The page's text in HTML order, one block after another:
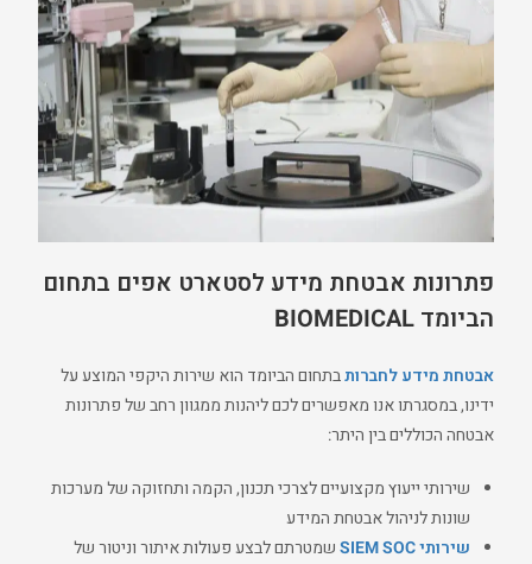
פתרונות אבטחת מידע לסטארט אפים בתחום
הביומדBIOMEDICAL
אבטחת מידע לחברותבתחום הביומד הוא שירות היקפי המוצע על
ידינו, במסגרתו אנו מאפשרים לכם ליהנות ממגוון רחב של פתרונות
אבטחה הכוללים בין היתר:
שירותי ייעוץ מקצועיים לצרכי תכנון, הקמה ותחזוקה של מערכות
שונות לניהול אבטחת המידע
שירותי SIEM SOC
שמטרתם לבצע פעולות איתור וניטור של